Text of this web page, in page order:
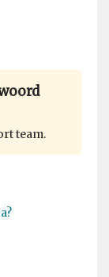
team.